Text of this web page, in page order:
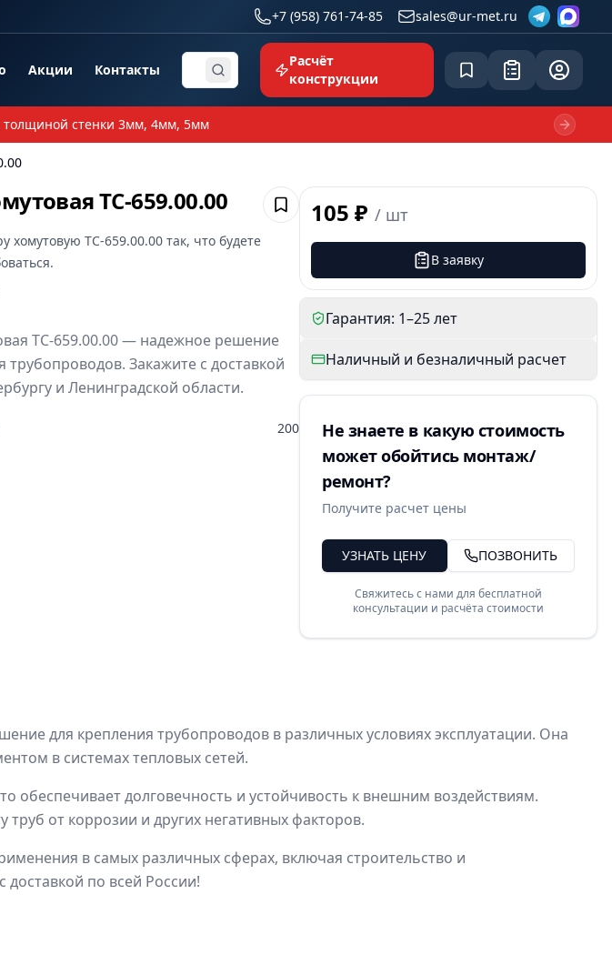
+7 (958) 761-74-85 sales@ur-met.ru
Акции Контакты
Расчёт
конструкции
Сохранённое
Заявка
толщиной стенки 3мм, 4мм, 5мм
Next
ТС-659.00.00 Сохранить
хомутовую ТС-659.00.00так, что будете
ТС-659.00.00 — надежное решение
трубопроводов. Закажите с доставкой
и Ленинградской области.
200
105 ₽ / шт
В заявку
Гарантия: 1–25 лет
Наличный и безналичный расчет
Не знаете в какую стоимость
может обойтись монтаж/
ремонт?
Получите расчет цены
УЗНАТЬ ЦЕНУ ПОЗВОНИТЬ
Свяжитесь с нами для бесплатной
консультации и расчёта стоимости
для крепления трубопроводов в различных условиях эксплуатации. Она
в системах тепловых сетей.
обеспечивает долговечность и устойчивость к внешним воздействиям.
от коррозии и других негативных факторов.
в самых различных сферах, включая строительство и
по всей России!